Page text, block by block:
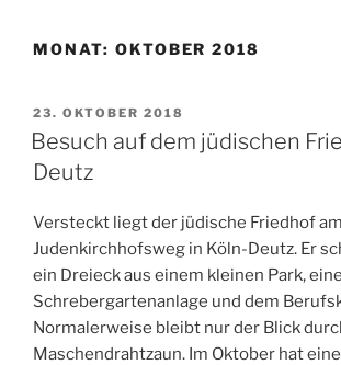
MONAT: OKTOBER 2018
VERÖFFENTLICHT
AM
23. OKTOBER 2018
Besuch auf dem jüdischen
Deutz
Versteckt liegt der jüdische Friedhof am
Judenkirchhofsweg in Köln-Deutz. Er
ein Dreieck aus einem kleinen Park,
Schrebergartenanlage und dem
Normalerweise bleibt nur der Blick
Maschendrahtzaun. Im Oktober hat